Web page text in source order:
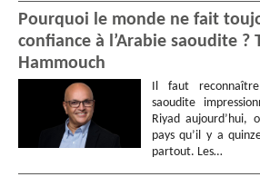
Pourquoi le monde ne fait
confiance à l’Arabie saoudite ?
Hammouch
Il faut
saoudite
Riyad aujourd’hui,
pays qu’il y a
partout. Les…